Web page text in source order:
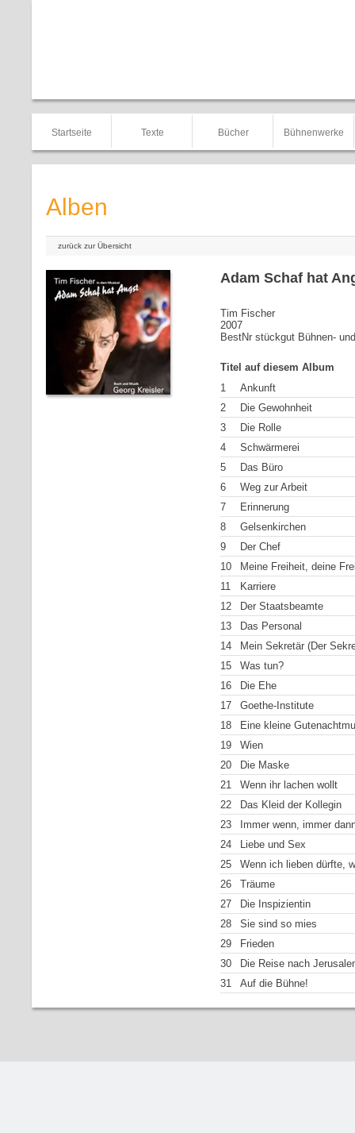
Startseite Texte Bücher Bühnenwerke
Alben
zurück zur Übersicht
Adam Schaf hat
Tim Fischer
2007
BestNr stückgut Bühnen-
Titel auf diesem Album
1
Ankunft
2
Die Gewohnheit
3
Die Rolle
4
Schwärmerei
5
Das Büro
6
Weg zur Arbeit
7
Erinnerung
8
Gelsenkirchen
9
Der Chef
10
Meine Freiheit, deine
11
Karriere
12
Der Staatsbeamte
13
Das Personal
14
Mein Sekretär (Der
15
Was tun?
16
Die Ehe
17
Goethe-Institute
18
Eine kleine
19
Wien
20
Die Maske
21
Wenn ihr lachen wollt
22
Das Kleid der Kollegin
23
Immer wenn, immer
24
Liebe und Sex
25
Wenn ich lieben dürfte,
26
Träume
27
Die Inspizientin
28
Sie sind so mies
29
Frieden
30
Die Reise nach
31
Auf die Bühne!